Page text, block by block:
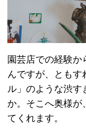
園芸店での経験か
んですが、とも
ル」のような渋す
か。そこへ奥様が
てくれます。